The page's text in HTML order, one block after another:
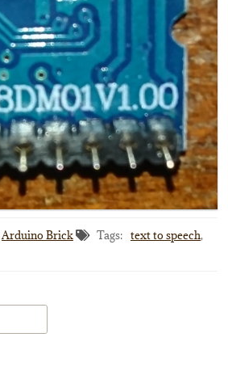
Arduino Brick Tags: text to speech,